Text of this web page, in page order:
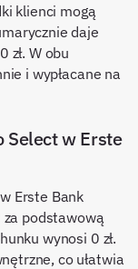
klienci mogą
daje
W obu
i wypłacane na
Select w Erste
Erste Bank
za podstawową
wynosi 0 zł.
co ułatwia